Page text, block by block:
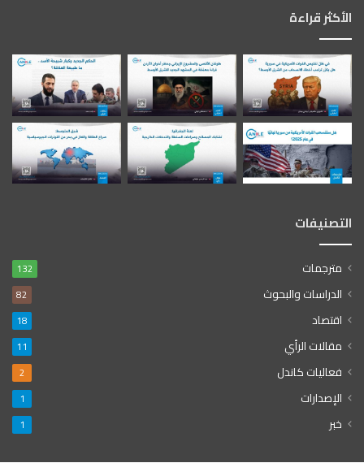
الأكثر قراءة
التصنيفات
مترجمات 132
الدراسات والبحوث 82
اقتصاد 18
مقالات الرأي 11
فعاليات كاندل 2
الإصدارات 1
خبر 1